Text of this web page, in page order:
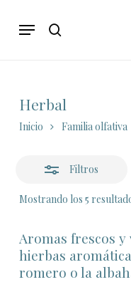
search
Menu
Herbal
Inicio Familia olfativa
Filtros
Mostrando los 5
Aromas frescos
hierbas
romero o la